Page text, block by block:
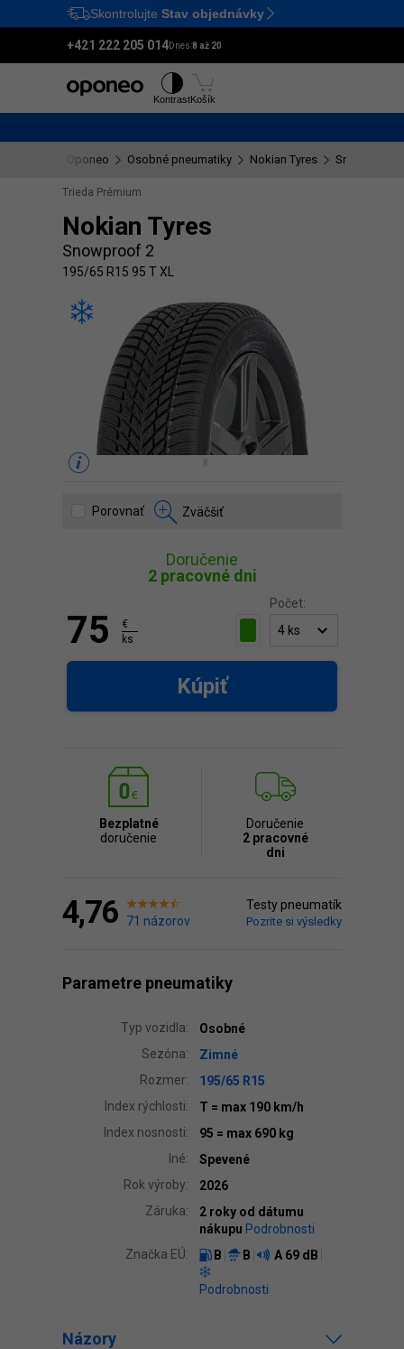
Ctrl M
Skontrolujte Stav objednávky
+421 222 205 014Dnes:8 až 20
KontrastKošík
Oponeo Osobné pneumatiky Nokian Tyres Snowproof 2
Trieda Prémium
Nokian Tyres
Snowproof 2
195/65 R15 95 T XL
Porovnať Zväčšiť
Doručenie
2 pracovné dni
Počet:
75
€
ks
Kúpiť
Bezplatné
doručenie
Doručenie
2 pracovné
dni
4,76 71 názorov
Testy pneumatík
Pozrite si výsledky
Parametre pneumatiky
Typ vozidla:
Osobné
Sezóna:
Zimné
Rozmer:
195/65 R15
Index rýchlosti:
T = max 190 km/h
Index nosnosti:
95 = max 690 kg
Iné:
Spevené
Rok výroby:
2026
Záruka:
2 roky od dátumu
nákupu Podrobnosti
Značka EÚ:
B B A 69 dB
Podrobnosti
Názory